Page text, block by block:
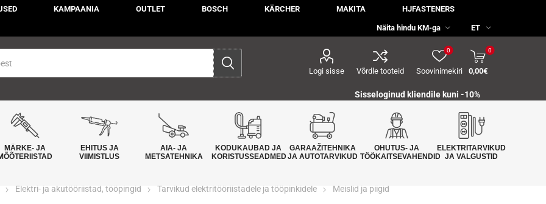
KAMPAANIA OUTLET BOSCH KÄRCHER MAKITA HJFASTENERS
Logi sisse Võrdle tooteid Soovinimekiri
0 0
0,00€
Sisseloginud kliendile kuni -10%
MÄRKE- JA
EHITUS JA
VIIMISTLUS
AIA- JA
METSATEHNIKA
KODUKAUBAD JA
KORISTUSSEADMED
GARAAŽITEHNIKA
JA AUTOTARVIKUD
OHUTUS- JA
TÖÖKAITSEVAHENDID
ELEKTRITARVIKUD
JA VALGUSTID
Elektri- ja akutööriistad, tööpingid Tarvikud elektritööriistadele ja tööpinkidele Meislid ja piigid